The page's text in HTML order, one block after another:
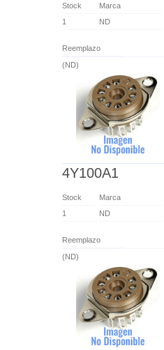
Stock Marca
1
ND
Reemplazo
(ND)
4Y100A1
Stock Marca
1
ND
Reemplazo
(ND)